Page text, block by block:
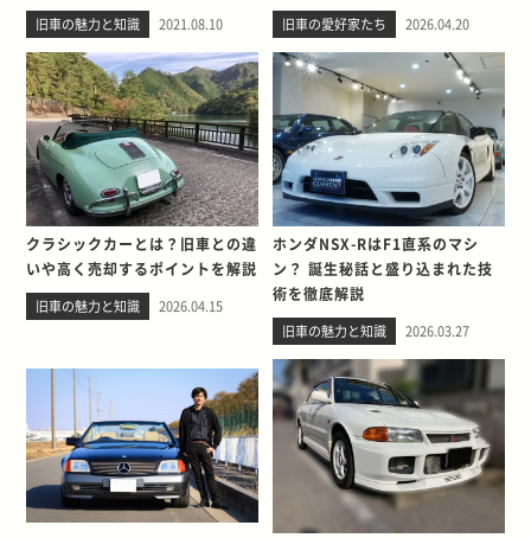
旧車の魅力と知識 2021.08.10
して別れを考える
旧車の愛好家たち 2026.04.20
クラシックカーとは？旧車との違
いや高く売却するポイントを解説
旧車の魅力と知識 2026.04.15
ホンダNSX-RはF1直系のマシ
ン？ 誕生秘話と盛り込まれた技
術を徹底解説
旧車の魅力と知識 2026.03.27